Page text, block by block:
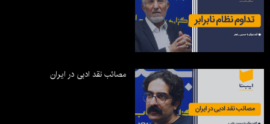
مصائب نقد ادبی در ایران